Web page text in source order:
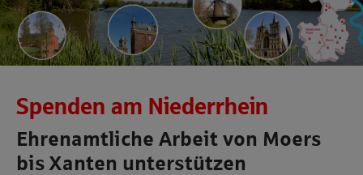
Spenden am Niederrhein
Ehrenamtliche Arbeit von Moers
bis Xanten unterstützen